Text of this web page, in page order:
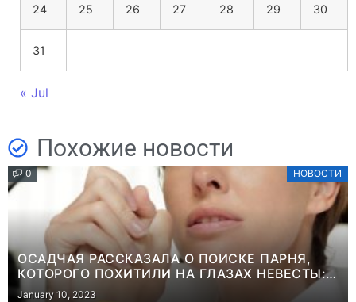
24 25 26 27 28 29 30
31
« Jul
Похожие новости
0 НОВОСТИ
ОСАДЧАЯ РАССКАЗАЛА О ПОИСКЕ ПАРНЯ,
КОТОРОГО ПОХИТИЛИ НА ГЛАЗАХ НЕВЕСТЫ:
“ОН ВЕСЬ УДАР ПРИНЯЛ НА СЕБЯ”
January 10, 2023